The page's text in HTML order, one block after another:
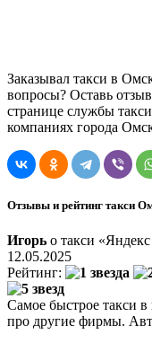
Заказывал такси в
вопросы? Оставь
странице службы
компаниях города
Отзывы и рейтинг такси
Игорь о такси
12.05.2025
Рейтинг:
Самое быстрое такси
про другие фирмы.